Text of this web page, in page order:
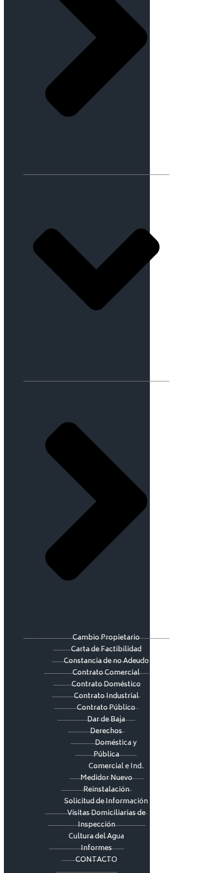
Cambio Propietario
Carta de Factibilidad
Constancia de no Adeudo
Contrato Comercial
Contrato Doméstico
Contrato Industrial
Contrato Público
Dar de Baja
Derechos
Doméstica y
Pública
Comercial e Ind.
Medidor Nuevo
Reinstalación
Solicitud de Información
Visitas Domiciliarias de
Inspección
Cultura del Agua
Informes
CONTACTO